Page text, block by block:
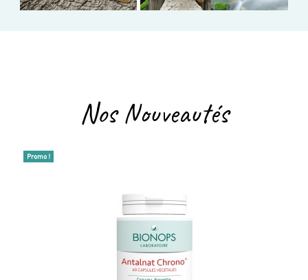
Nos Nouveautés
Promo !